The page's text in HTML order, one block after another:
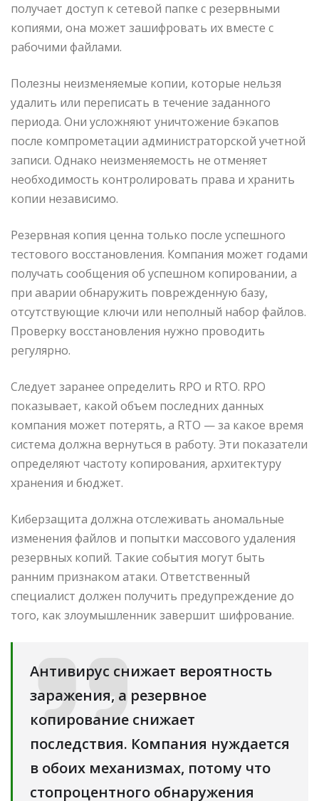
получает доступ к сетевой папке с резервными
копиями, она может зашифровать их вместе с
рабочими файлами.
Полезны неизменяемые копии, которые нельзя
удалить или переписать в течение заданного
периода. Они усложняют уничтожение бэкапов
после компрометации администраторской учетной
записи. Однако неизменяемость не отменяет
необходимость контролировать права и хранить
копии независимо.
Резервная копия ценна только после успешного
тестового восстановления. Компания может годами
получать сообщения об успешном копировании, а
при аварии обнаружить поврежденную базу,
отсутствующие ключи или неполный набор файлов.
Проверку восстановления нужно проводить
регулярно.
Следует заранее определить RPO и RTO. RPO
показывает, какой объем последних данных
компания может потерять, а RTO — за какое время
система должна вернуться в работу. Эти показатели
определяют частоту копирования, архитектуру
хранения и бюджет.
Киберзащита должна отслеживать аномальные
изменения файлов и попытки массового удаления
резервных копий. Такие события могут быть
ранним признаком атаки. Ответственный
специалист должен получить предупреждение до
того, как злоумышленник завершит шифрование.
Антивирус снижает вероятность
заражения, а резервное
копирование снижает
последствия. Компания нуждается
в обоих механизмах, потому что
стопроцентного обнаружения